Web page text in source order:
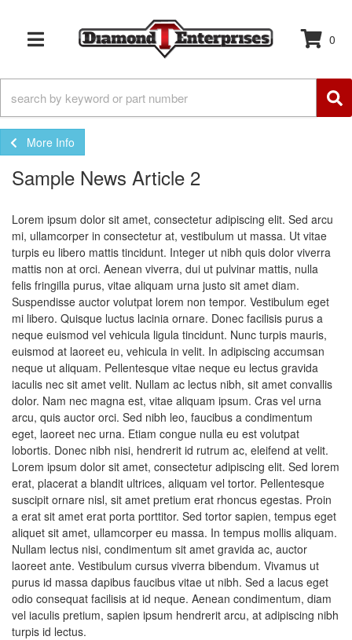
TOGGLE NAVIGATION
0
More Info
Sample News Article 2
Lorem ipsum dolor sit amet, consectetur adipiscing elit. Sed arcu
mi, ullamcorper in consectetur at, vestibulum ut massa. Ut vitae
turpis eu libero mattis tincidunt. Integer ut nibh quis dolor viverra
mattis non at orci. Aenean viverra, dui ut pulvinar mattis, nulla
felis fringilla purus, vitae aliquam urna justo sit amet diam.
Suspendisse auctor volutpat lorem non tempor. Vestibulum eget
mi libero. Quisque luctus lacinia ornare. Donec facilisis purus a
neque euismod vel vehicula ligula tincidunt. Nunc turpis mauris,
euismod at laoreet eu, vehicula in velit. In adipiscing accumsan
neque ut aliquam. Pellentesque vitae neque eu lectus gravida
iaculis nec sit amet velit. Nullam ac lectus nibh, sit amet convallis
dolor. Nam nec magna est, vitae aliquam ipsum. Cras vel urna
arcu, quis auctor orci. Sed nibh leo, faucibus a condimentum
eget, laoreet nec urna. Etiam congue nulla eu est volutpat
lobortis. Donec nibh nisi, hendrerit id rutrum ac, eleifend at velit.
Lorem ipsum dolor sit amet, consectetur adipiscing elit. Sed lorem
erat, placerat a blandit ultrices, aliquam vel tortor. Pellentesque
suscipit ornare nisl, sit amet pretium erat rhoncus egestas. Proin
a erat sit amet erat porta porttitor. Sed tortor sapien, tempus eget
aliquet sit amet, ullamcorper eu massa. In tempus mollis aliquam.
Nullam lectus nisi, condimentum sit amet gravida ac, auctor
laoreet ante. Vestibulum cursus viverra bibendum. Vivamus ut
purus id massa dapibus faucibus vitae ut nibh. Sed a lacus eget
odio consequat facilisis at id neque. Aenean condimentum, diam
vel iaculis pretium, sapien ipsum hendrerit arcu, at adipiscing nibh
turpis id lectus.